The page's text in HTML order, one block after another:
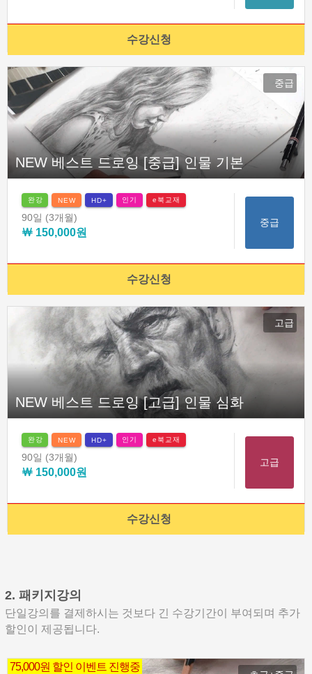
수강신청
중급
NEW 베스트 드로잉 [중급] 인물 기본
완강 NEW HD+ 인기 e북교재
90일 (3개월)
￦ 150,000원
중급
수강신청
고급
NEW 베스트 드로잉 [고급] 인물 심화
완강 NEW HD+ 인기 e북교재
90일 (3개월)
￦ 150,000원
고급
수강신청
2. 패키지강의
단일강의를 결제하시는 것보다 긴 수강기간이 부여되며 추가
할인이 제공됩니다.
75,000원 할인 이벤트 진행중